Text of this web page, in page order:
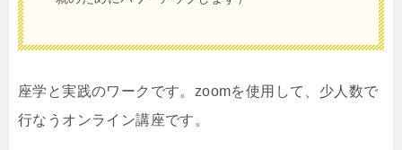
座学と実践のワークです。zoomを使用して、少人数で
行なうオンライン講座です。